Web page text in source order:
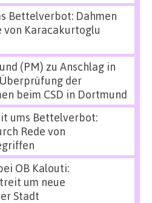
Bettelverbot: Dahmen
von Karacakurtoglu
(PM) zu Anschlag in
der
beim CSD in Dortmund
ums Bettelverbot:
Rede von
OB Kalouti:
um neue
Stadt